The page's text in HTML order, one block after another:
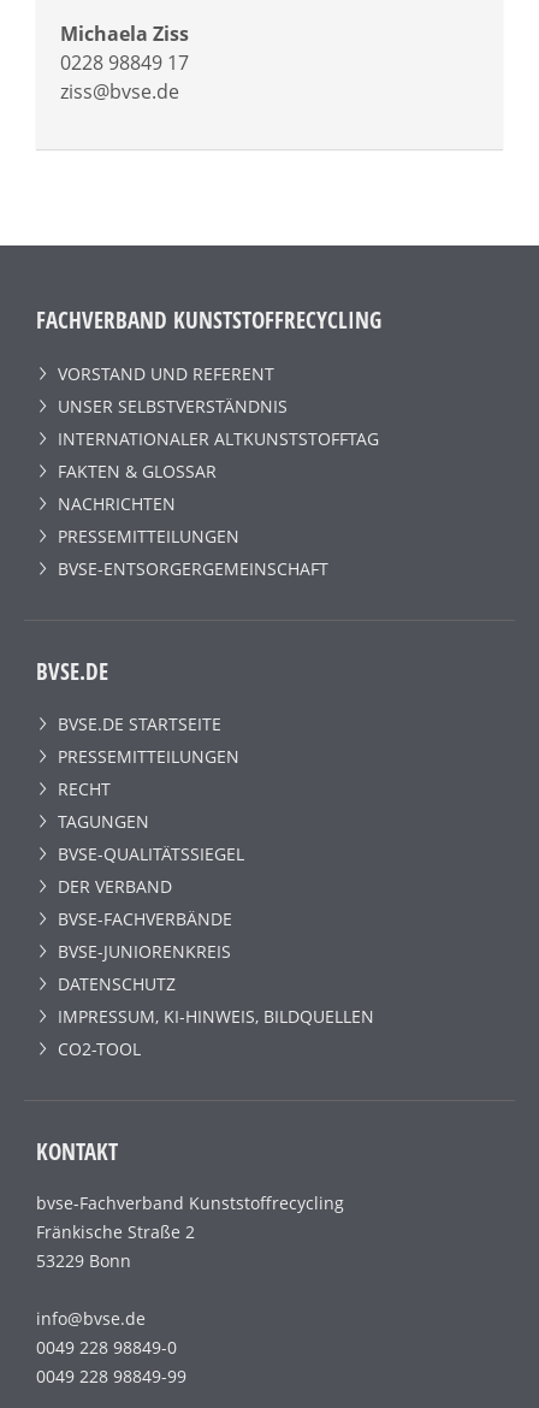
Michaela Ziss
0228 98849 17
ziss@bvse.de
FACHVERBAND KUNSTSTOFFRECYCLING
VORSTAND UND REFERENT
UNSER SELBSTVERSTÄNDNIS
INTERNATIONALER ALTKUNSTSTOFFTAG
FAKTEN & GLOSSAR
NACHRICHTEN
PRESSEMITTEILUNGEN
BVSE-ENTSORGERGEMEINSCHAFT
BVSE.DE
BVSE.DE STARTSEITE
PRESSEMITTEILUNGEN
RECHT
TAGUNGEN
BVSE-QUALITÄTSSIEGEL
DER VERBAND
BVSE-FACHVERBÄNDE
BVSE-JUNIORENKREIS
DATENSCHUTZ
IMPRESSUM, KI-HINWEIS, BILDQUELLEN
CO2-TOOL
KONTAKT
bvse-Fachverband Kunststoffrecycling
Fränkische Straße 2
53229 Bonn
info@bvse.de
0049 228 98849-0
0049 228 98849-99